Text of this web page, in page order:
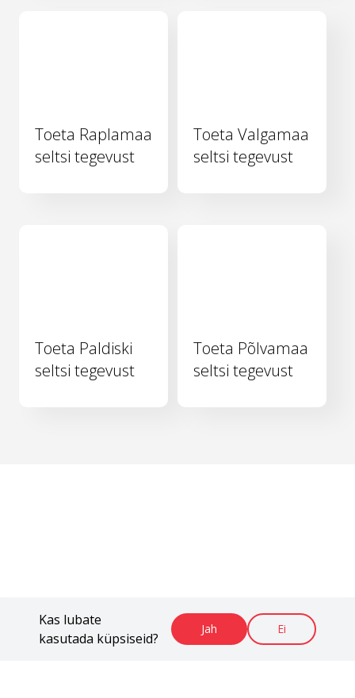
Kas lubate
kasutada küpsiseid?
Jah Ei
Toeta Raplamaa
seltsi tegevust
Toeta Valgamaa
seltsi tegevust
Toeta Paldiski
seltsi tegevust
Toeta Põlvamaa
seltsi tegevust